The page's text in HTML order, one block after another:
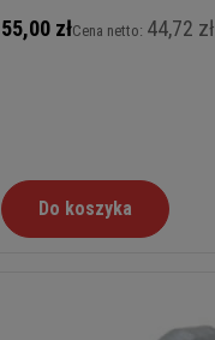
55,00 złCena netto: 44,72 zł
Do koszyka